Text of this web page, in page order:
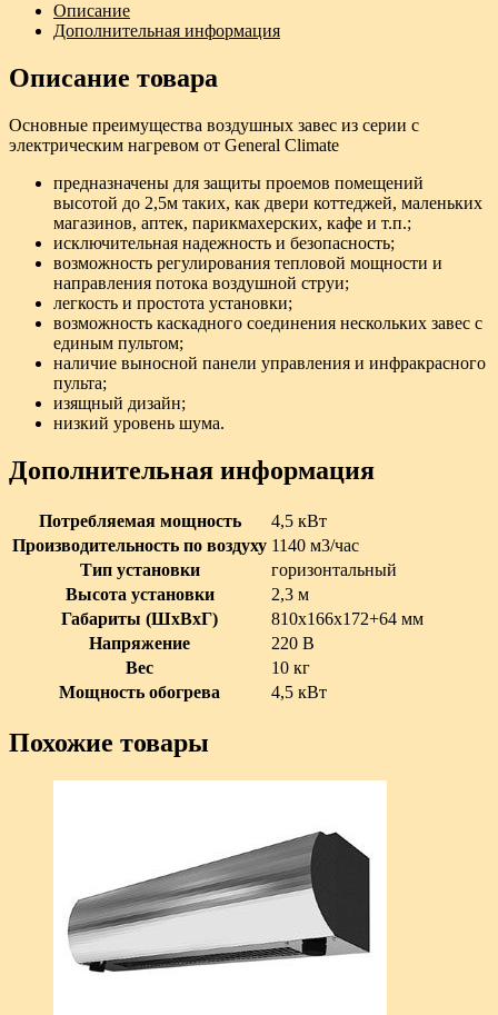
Описание
Дополнительная информация
Описание товара
Основные преимущества воздушных завес из серии с
электрическим нагревом от General Climate
предназначены для защиты проемов помещений
высотой до 2,5м таких, как двери коттеджей, маленьких
магазинов, аптек, парикмахерских, кафе и т.п.;
исключительная надежность и безопасность;
возможность регулирования тепловой мощности и
направления потока воздушной струи;
легкость и простота установки;
возможность каскадного соединения нескольких завес с
единым пультом;
наличие выносной панели управления и инфракрасного
пульта;
изящный дизайн;
низкий уровень шума.
Дополнительная информация
Потребляемая мощность
4,5 кВт
Производительность по воздуху 1140 м3/час
Тип установки
горизонтальный
Высота установки
2,3 м
Габариты (ШxВxГ)
810x166x172+64 мм
Напряжение
220 В
Вес
10 кг
Мощность обогрева
4,5 кВт
Похожие товары